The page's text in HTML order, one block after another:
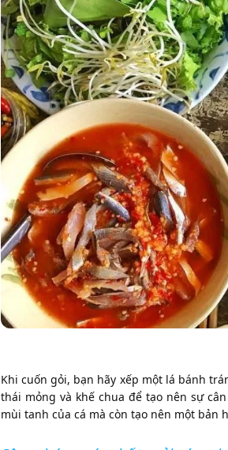
Khi cuốn gỏi, bạn hãy xếp một lá bánh
thái mỏng và khế chua để tạo nên sự
mùi tanh của cá mà còn tạo nên một bản